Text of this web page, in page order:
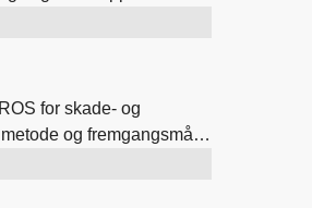
(NOx) og
for skade- og
og fremgangsmåte
i din bedrift å gjøre leser